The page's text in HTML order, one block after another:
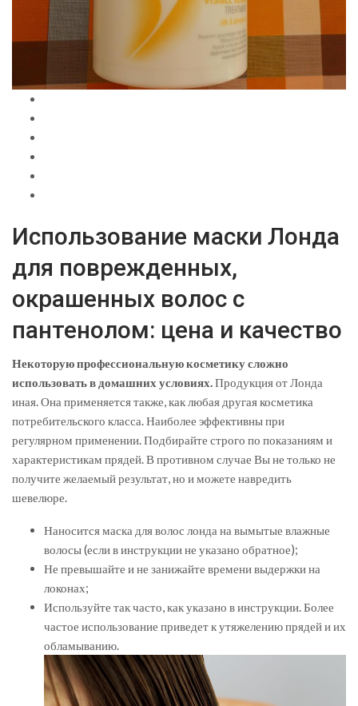
Использование маски Лонда
для поврежденных,
окрашенных волос с
пантенолом: цена и качество
Некоторую профессиональную косметику сложно
использовать в домашних условиях.Продукция от Лонда
иная. Она применяется также, как любая другая косметика
потребительского класса. Наиболее эффективны при
регулярном применении. Подбирайте строго по показаниям и
характеристикам прядей. В противном случае Вы не только не
получите желаемый результат, но и можете навредить
шевелюре.
Наносится маска для волос лонда на вымытые влажные
волосы (если в инструкции не указано обратное);
Не превышайте и не занижайте времени выдержки на
локонах;
Используйте так часто, как указано в инструкции. Более
частое использование приведет к утяжелению прядей и их
обламыванию.